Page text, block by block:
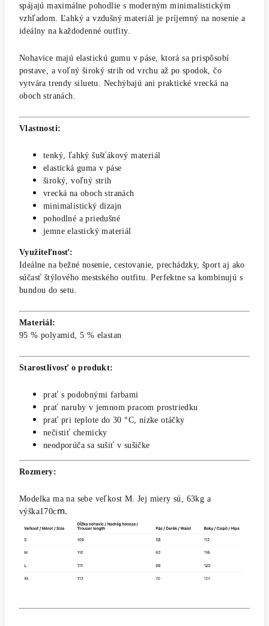
spájajú maximálne pohodlie s moderným minimalistickým
vzhľadom. Ľahký a vzdušný materiál je príjemný na nosenie a
ideálny na každodenné outfity.
Nohavice majú elastickú gumu v páse, ktorá sa prispôsobí
postave, a voľný široký strih od vrchu až po spodok, čo
vytvára trendy siluetu. Nechýbajú ani praktické vrecká na
oboch stranách.
Vlastnosti:
tenký, ľahký šušťákový materiál
elastická guma v páse
široký, voľný strih
vrecká na oboch stranách
minimalistický dizajn
pohodlné a priedušné
jemne elastický materiál
Využiteľnosť:
Ideálne na bežné nosenie, cestovanie, prechádzky, šport aj ako
súčasť štýlového mestského outfitu. Perfektne sa kombinujú s
bundou do setu.
Materiál:
95 % polyamid, 5 % elastan
Starostlivosť o produkt:
prať s podobnými farbami
prať naruby v jemnom pracom prostriedku
prať pri teplote do 30 °C, nízke otáčky
nečistiť chemicky
neodporúča sa sušiť v sušičke
Rozmery:
Modelka ma na sebe veľkost M. Jej miery sú, 63kg a
výška170cm.